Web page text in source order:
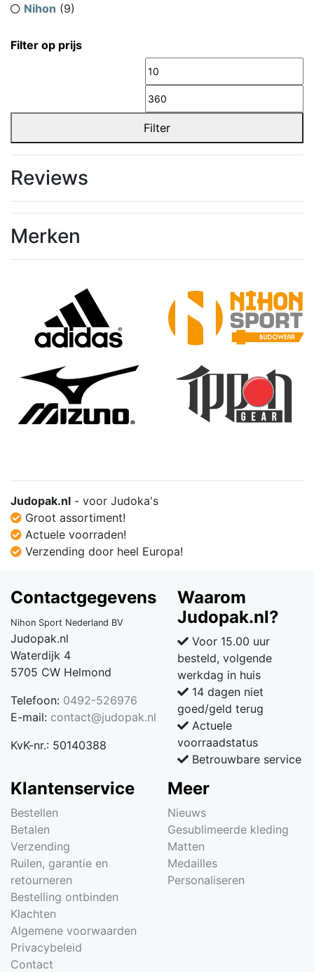
Nihon (9)
Filter op prijs
Min.
Filter
Reviews
Merken
Judopak.nl - voor Judoka's
Groot assortiment!
Actuele voorraden!
Verzending door heel Europa!
Contactgegevens
Nihon Sport Nederland BV
Judopak.nl
Waterdijk 4
5705 CW Helmond
Telefoon: 0492-526976
E-mail: contact@judopak.nl
KvK-nr.: 50140388
Waarom
Judopak.nl?
Voor 15.00 uur
besteld, volgende
werkdag in huis
14 dagen niet
goed/geld terug
Actuele
voorraadstatus
Betrouwbare service
Klantenservice
Bestellen
Betalen
Verzending
Ruilen, garantie en
retourneren
Bestelling ontbinden
Klachten
Algemene voorwaarden
Privacybeleid
Contact
Meer
Nieuws
Gesublimeerde kleding
Matten
Medailles
Personaliseren